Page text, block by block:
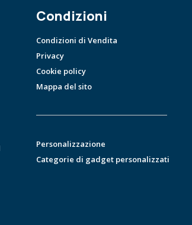
Condizioni
Condizioni di Vendita
Privacy
Cookie policy
Mappa del sito
Personalizzazione
Categorie di gadget personalizzati